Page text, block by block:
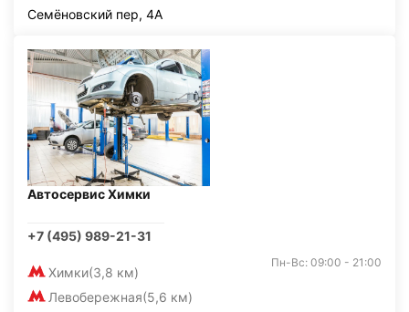
Семёновский пер, 4А
Автосервис Химки
+7 (495) 989-21-31
Химки(3,8 км)
Левобережная(5,6 км)
Пн-Вс: 09:00 - 21:00